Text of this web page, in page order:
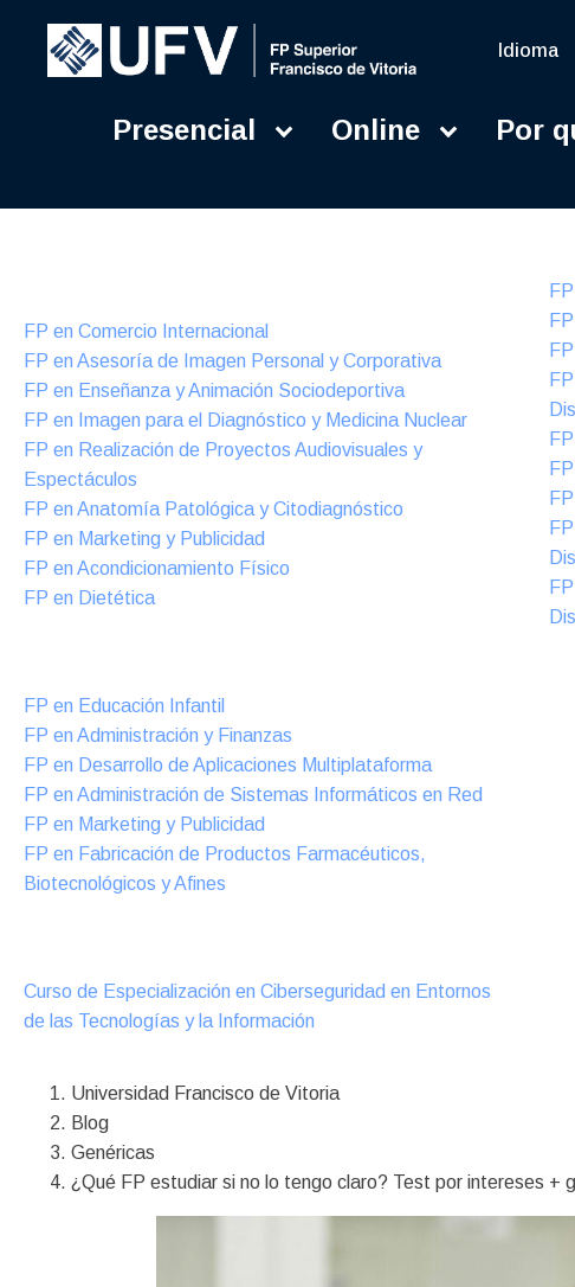
Idioma
Presencial Online Por
Presencial
FP en Comercio Internacional
FP en Asesoría de Imagen Personal y Corporativa
FP en Enseñanza y Animación Sociodeportiva
FP en Imagen para el Diagnóstico y Medicina Nuclear
FP en Realización de Proyectos Audiovisuales y
Espectáculos
FP en Anatomía Patológica y Citodiagnóstico
FP en Marketing y Publicidad
FP en Acondicionamiento Físico
FP en Dietética
FP en Educación Infantil
FP en Administración y Finanzas
FP en Desarrollo de Aplicaciones Multiplataforma
FP en Administración de Sistemas Informáticos en Red
FP en Marketing y Publicidad
FP en Fabricación de Productos Farmacéuticos,
Biotecnológicos y Afines
Curso de Especialización en Ciberseguridad en Entornos
de las Tecnologías y la Información
Universidad Francisco de Vitoria
Blog
Genéricas
¿Qué FP estudiar si no lo tengo claro? Test por intereses +